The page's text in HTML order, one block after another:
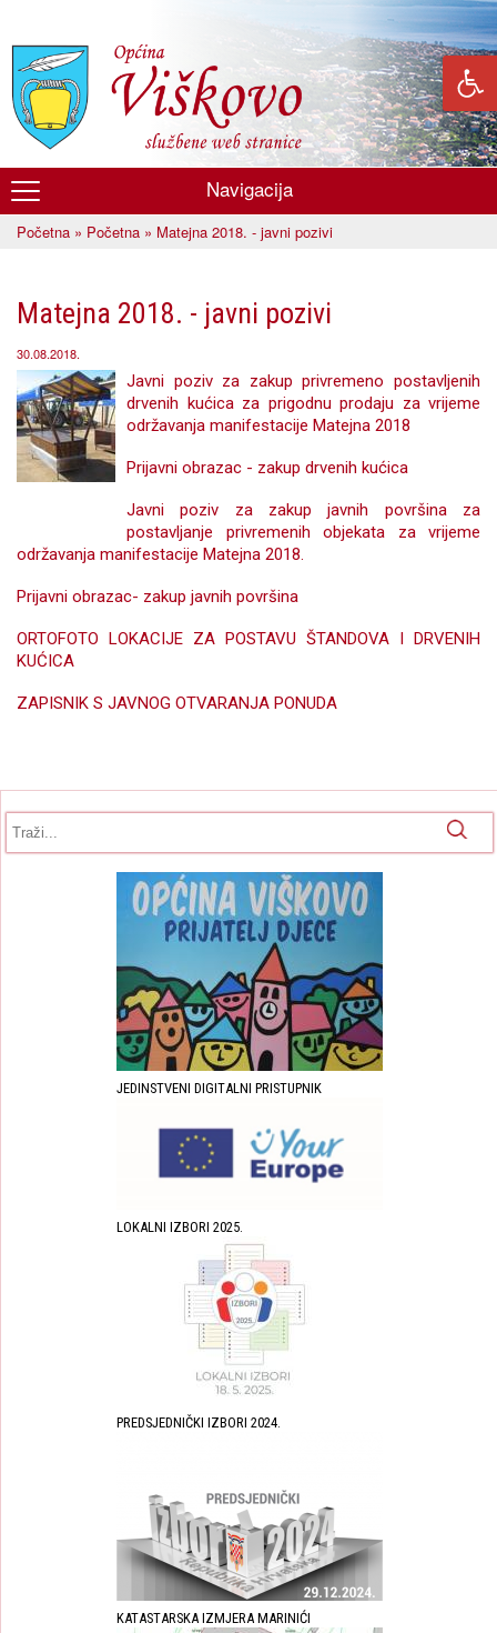
glavni
sadržaj
Općina
Viškovo
Navigacija
Početna » Početna » Matejna 2018. - javni pozivi
Matejna 2018. - javni pozivi
30.08.2018.
Javni poziv za zakup privremeno postavljenih
drvenih kućica za prigodnu prodaju za vrijeme
održavanja manifestacije Matejna 2018
Prijavni obrazac - zakup drvenih kućica
Javni poziv za zakup javnih površina za
postavljanje privremenih objekata za vrijeme
održavanja manifestacije Matejna 2018.
Prijavni obrazac- zakup javnih površina
ORTOFOTO LOKACIJE ZA POSTAVU ŠTANDOVA I DRVENIH
KUĆICA
ZAPISNIK S JAVNOG OTVARANJA PONUDA
JEDINSTVENI DIGITALNI PRISTUPNIK
LOKALNI IZBORI 2025.
PREDSJEDNIČKI IZBORI 2024.
KATASTARSKA IZMJERA MARINIĆI